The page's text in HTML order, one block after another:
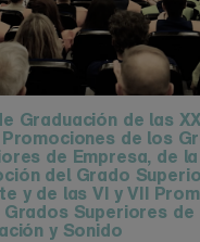
Graduación de las
Promociones de los
de Empresa, de la
del Grado
y de las VI y VII
Grados Superiores de
y Sonido